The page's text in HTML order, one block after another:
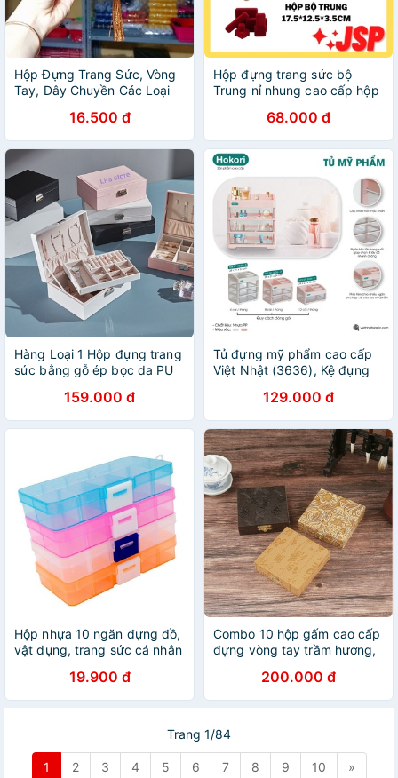
Hộp Đựng Trang Sức, Vòng
Tay, Dây Chuyền Các Loại
16.500 đ
Hộp đựng trang sức bộ
Trung nỉ nhung cao cấp hộp
tay hộp đựng nữ trang JSP.
68.000 đ
Hàng Loại 1 Hộp đựng trang
sức bằng gỗ ép bọc da PU
159.000 đ
Tủ đựng mỹ phẩm cao cấp
Việt Nhật (3636), Kệ đựng
nhiều tầng129.000 đ
Hộp nhựa 10 ngăn đựng đồ,
vật dụng, trang sức cá nhân
19.900 đ
Combo 10 hộp gấm cao cấp
đựng vòng tay trầm hương,
200.000 đ
Trang 1/84
1 2 3 4 5 6 7 8 9 10 »